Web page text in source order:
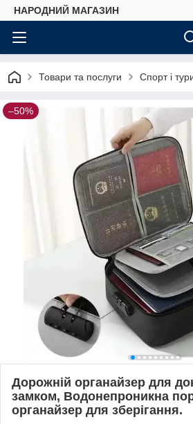
НАРОДНИЙ МАГАЗИН
Товари та послуги Спорт і
–50%
Дорожній органайзер для
замком, Водонепроникна
органайзер для зберігання.